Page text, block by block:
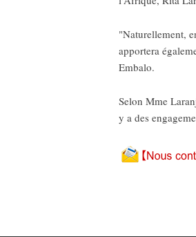
"Naturellement,
apportera
Embalo.
Selon Mme
y a des